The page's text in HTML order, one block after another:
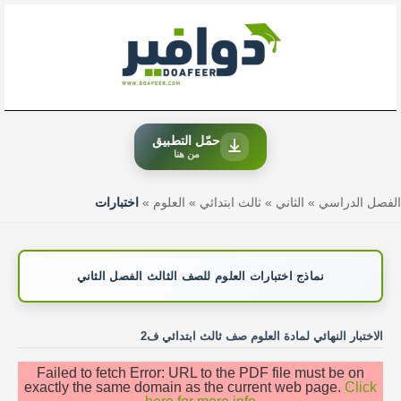
حمّل التطبيق
من هنا
الفصل الدراسي » الثاني » ثالث ابتدائي » العلوم » اختبارات
نماذج اختبارات العلوم للصف الثالث الفصل الثاني
الاختبار النهائي لمادة العلوم صف ثالث ابتدائي ف2
Failed to fetch Error: URL to the PDF file must be on
exactly the same domain as the current web page. Click